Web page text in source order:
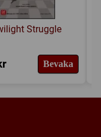
Struggle
Bevaka